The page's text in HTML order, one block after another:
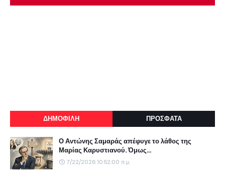
ΔΗΜΟΦΙΛΗ ΠΡΟΣΦΑΤΑ
Ο Αντώνης Σαμαράς απέφυγε το λάθος της
Μαρίας Καρυστιανού. Όμως...
7/22/2026 10:52:00 π.μ.